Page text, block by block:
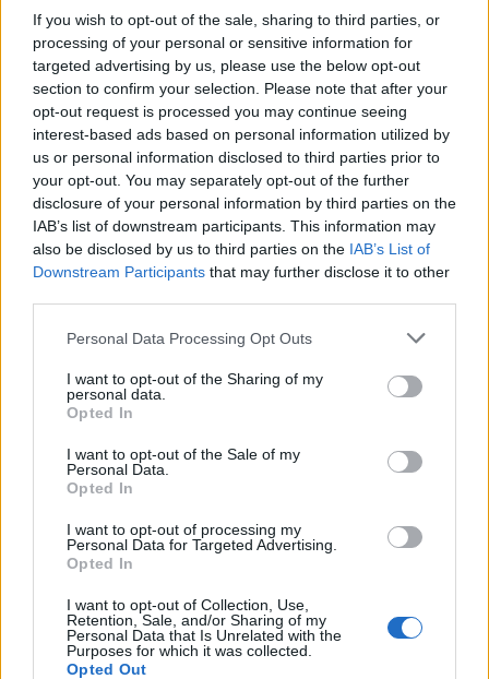
If you wish to opt-out of the sale, sharing to third parties, or
processing of your personal or sensitive information for
targeted advertising by us, please use the below opt-out
section to confirm your selection. Please note that after your
opt-out request is processed you may continue seeing
interest-based ads based on personal information utilized by
us or personal information disclosed to third parties prior to
your opt-out. You may separately opt-out of the further
disclosure of your personal information by third parties on the
IAB’s list of downstream participants. This information may
also be disclosed by us to third parties on the IAB’s List of
Downstream Participants that may further disclose it to other
Personal Data Processing Opt Outs
I want to opt-out of the Sharing of my
personal data.
Opted In
I want to opt-out of the Sale of my
Personal Data.
Opted In
I want to opt-out of processing my
Personal Data for Targeted Advertising.
Opted In
I want to opt-out of Collection, Use,
Retention, Sale, and/or Sharing of my
Personal Data that Is Unrelated with the
Purposes for which it was collected.
Opted Out
υποβολής της αίτησης συμπληρώνουν το 18ο έτος
της ηλικίας τους.
Ακολουθήστε το OLAFAQ
στο Google News
Newsroom
Ετικέτες :Αίτηση,Επίδομα
Δείτε επίσης